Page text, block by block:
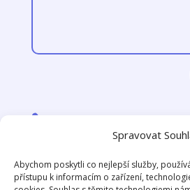
Spravovat
Abychom poskytli co nejlepší služby,
přístupu k informacím o zařízení,


Na Křečku 365,
Horní